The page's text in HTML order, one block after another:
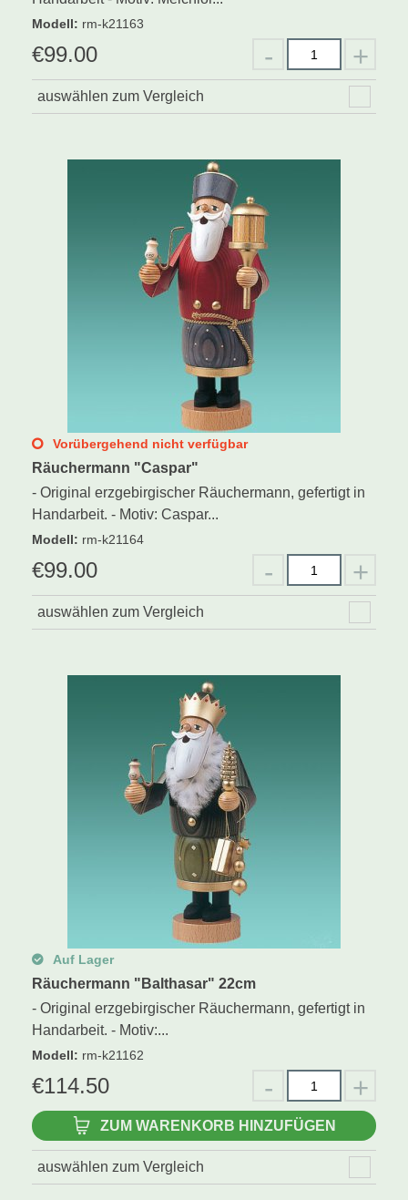
Modell: rm-k21163
€99.00
auswählen zum Vergleich
Vorübergehend nicht verfügbar
Räuchermann "Caspar"
- Original erzgebirgischer Räuchermann, gefertigt in
Handarbeit. - Motiv: Caspar...
Modell: rm-k21164
€99.00
auswählen zum Vergleich
Auf Lager
Räuchermann "Balthasar" 22cm
- Original erzgebirgischer Räuchermann, gefertigt in
Handarbeit. - Motiv:...
Modell: rm-k21162
€114.50
ZUM WARENKORB HINZUFÜGEN
auswählen zum Vergleich